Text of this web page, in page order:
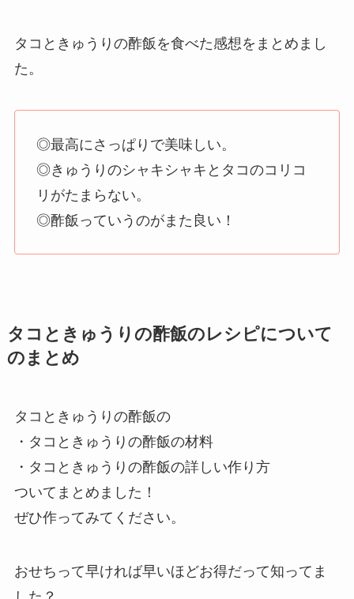
タコときゅうりの酢飯を食べた感想をまとめまし
た。
◎最高にさっぱりで美味しい。
◎きゅうりのシャキシャキとタコのコリコ
リがたまらない。
◎酢飯っていうのがまた良い！
タコときゅうりの酢飯のレシピについて
のまとめ
タコときゅうりの酢飯の
・タコときゅうりの酢飯の材料
・タコときゅうりの酢飯の詳しい作り方
ついてまとめました！
ぜひ作ってみてください。
おせちって早ければ早いほどお得だって知ってま